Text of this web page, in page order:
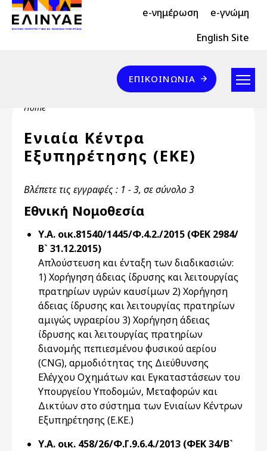
Skip to main content
Header Top 2 e-νημέρωση e-γνώμη
Header Top English Site
Επικοινωνία
ΕΠΙΚΟΙΝΩΝΊΑ
Breadcrumb
Home
Ενιαία Κέντρα
Εξυπηρέτησης (ΕΚΕ)
Βλέπετε τις εγγραφές : 1 - 3, σε σύνολο 3
Εθνική Νομοθεσία
Υ.Α. οικ.81540/1445/Φ.4.2./2015 (ΦΕΚ 2984/
Β` 31.12.2015)
Απλούστευση και ένταξη των διαδικασιών:
1) Χορήγηση άδειας ίδρυσης και λειτουργίας
πρατηρίων υγρών καυσίμων 2) Χορήγηση
άδειας ίδρυσης και λειτουργίας πρατηρίων
αμιγώς υγραερίου 3) Χορήγηση άδειας
ίδρυσης και λειτουργίας πρατηρίων
διανομής πεπιεσμένου φυσικού αερίου
(CNG), αρμοδιότητας της Διεύθυνσης
Ελέγχου Οχημάτων και Εγκαταστάσεων του
Υπουργείου Υποδομών, Μεταφορών και
Δικτύων στο σύστημα των Ενιαίων Κέντρων
Εξυπηρέτησης (Ε.ΚΕ.)
Υ.Α. οικ. 458/26/Φ.Γ.9.6.4./2013 (ΦΕΚ 34/Β`